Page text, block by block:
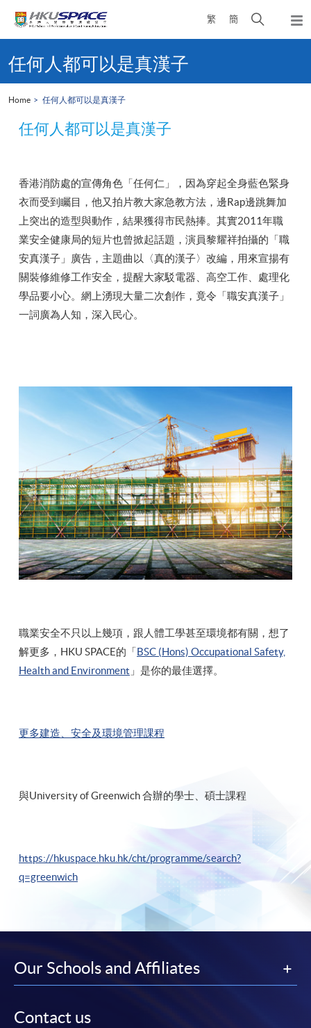
繁 簡
Open
search
content
start任何人都可以是真漢子
Home 任何人都可以是真漢子
任何人都可以是真漢子
香港消防處的宣傳角色「任何仁」，因為穿起全身藍色緊身
衣而受到矚目，他又拍片教大家急教方法，邊Rap邊跳舞加
上突出的造型與動作，結果獲得市民熱捧。其實2011年職
業安全健康局的短片也曾掀起話題，演員黎耀祥拍攝的「職
安真漢子」廣告，主題曲以〈真的漢子〉改編，用來宣揚有
關裝修維修工作安全，提醒大家駁電器、高空工作、處理化
學品要小心。網上湧現大量二次創作，竟令「職安真漢子」
一詞廣為人知，深入民心。
職業安全不只以上幾項，跟人體工學甚至環境都有關，想了
解更多，HKU SPACE的「BSC (Hons) Occupational Safety,
Health and Environment 」是你的最佳選擇。
更多建造、安全及環境管理課程
與University of Greenwich 合辦的學士、碩士課程
https://hkuspace.hku.hk/cht/programme/search?
q=greenwich
Our Schools and Affiliates
Contact us